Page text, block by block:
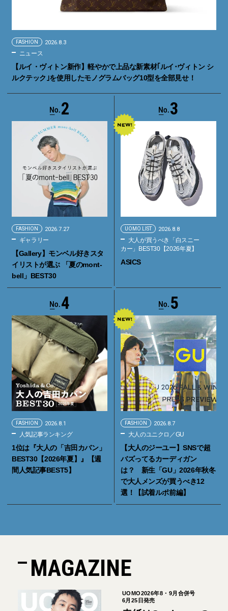
FASHION 2026.8.3
ニュース
【ルイ・ヴィトン新作】軽やかで上品な新素材｢ルイ･ヴィトン シ
ルクテック｣を使用したモノグラムバッグ10型を全部見せ！
2
FASHION 2026.7.27
ギャラリー
【Gallery】モンベル好きスタ
イリストが選ぶ 「夏のmont-
bell」BEST30
3
UOMO LIST 2026.8.8
大人が買うべき「白スニー
カー」BEST30【2026年夏】
ASICS
4
FASHION 2026.8.1
人気記事ランキング
1位は『大人の「吉田カバン」
BEST30【2026年夏】』【週
間人気記事BEST5】
5
FASHION 2026.8.7
大人のユニクロ／GU
【大人のジーユー】SNSで超
バズってるカーディガン
は？ 新生「GU」2026年秋冬
で大人メンズが買うべき12
選！【試着ルポ前編】
MAGAZINE
UOMO2026年8・9月合併号
6月25日発売